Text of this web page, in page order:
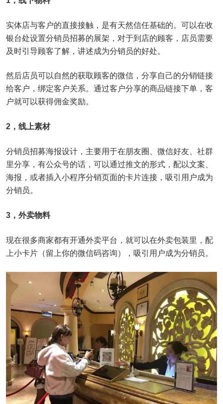
实体店与客户的直接接触，是有天然信任基础的。可以在收
银台处设置分销员招募的展架，对于到店的顾客，店员需要
及时引导顾客了解，讲述成为分销员的好处。
然后店员可以自然的获取顾客的微信，分享自己的分销链接
给客户，绑定客户关系。通过客户分享的商品链接下单，客
户就可以获得佣金奖励。
2，线上素材
分销员招募海报设计，主要用于在朋友圈、微信好友、社群
里分享，有公众号的话，可以通过推文的形式，配以文案、
海报，或者插入小程序分销页面的卡片连接，吸引用户成为
分销员。
3，外卖物料
现在很多商家都有开通外卖平台，就可以在外卖包装里，配
上小卡片（留上你的微信码咨询），吸引用户成为分销员。